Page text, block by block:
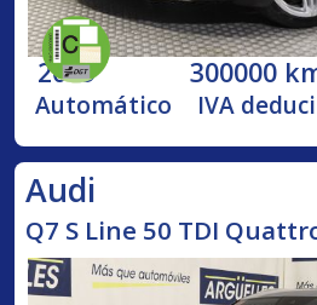
2009 300000
Automático IVA
Audi
Q7 S Line 50 TDI